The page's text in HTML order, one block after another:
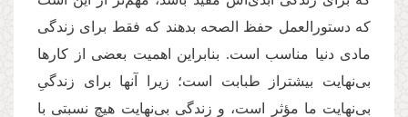
که دستورالعمل حفظ الصحه بدهند که فقط برای زندگی
مادی دنیا مناسب است. بنابراین اهمیت بعضی از کارها
بی‌نهایت بیشتراز طبابت است؛ زیرا آنها برای زندگیِ
بی‌نهایت ما مؤثر است، و زندگی بی‌نهایت هیچ نسبتی با